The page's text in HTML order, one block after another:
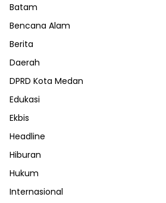
Batam
Bencana Alam
Berita
Daerah
DPRD Kota Medan
Edukasi
Ekbis
Headline
Hiburan
Hukum
Internasional